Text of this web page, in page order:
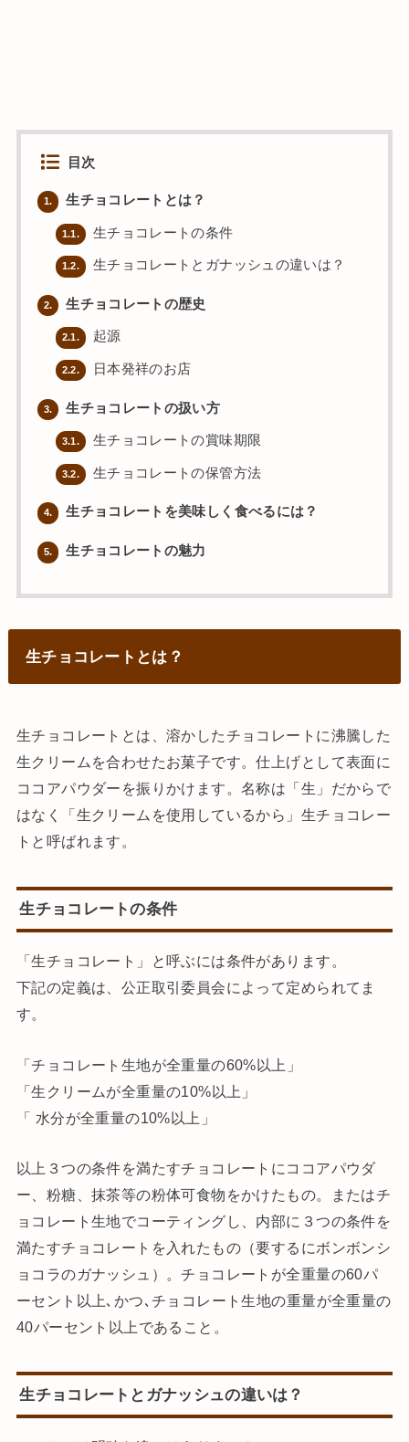
目次
1. 生チョコレートとは？
1.1. 生チョコレートの条件
1.2. 生チョコレートとガナッシュの違いは？
2. 生チョコレートの歴史
2.1. 起源
2.2. 日本発祥のお店
3. 生チョコレートの扱い方
3.1. 生チョコレートの賞味期限
3.2. 生チョコレートの保管方法
4. 生チョコレートを美味しく食べるには？
5. 生チョコレートの魅力
生チョコレートとは？
生チョコレートとは、溶かしたチョコレートに沸騰した
生クリームを合わせたお菓子です。仕上げとして表面に
ココアパウダーを振りかけます。名称は「生」だからで
はなく「生クリームを使用しているから」生チョコレー
トと呼ばれます。
生チョコレートの条件
「生チョコレート」と呼ぶには条件があります。
下記の定義は、公正取引委員会によって定められてま
す。
「チョコレート生地が全重量の60%以上」
「生クリームが全重量の10%以上」
「 水分が全重量の10%以上」
以上３つの条件を満たすチョコレートにココアパウダ
ー、粉糖、抹茶等の粉体可食物をかけたもの。またはチ
ョコレート生地でコーティングし、内部に３つの条件を
満たすチョコレートを入れたもの（要するにボンボンシ
ョコラのガナッシュ）。チョコレートが全重量の60パ
ーセント以上､かつ､チョコレート生地の重量が全重量の
40パーセント以上であること。
生チョコレートとガナッシュの違いは？